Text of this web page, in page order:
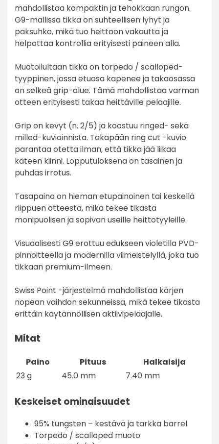
mahdollistaa kompaktin ja tehokkaan rungon.
G9-mallissa tikka on suhteellisen lyhyt ja
paksuhko, mikä tuo heittoon vakautta ja
helpottaa kontrollia erityisesti paineen alla.
Muotoilultaan tikka on torpedo / scalloped-
tyyppinen, jossa etuosa kapenee ja takaosassa
on selkeä grip-alue. Tämä mahdollistaa varman
otteen erityisesti takaa heittäville pelaajille.
Grip on kevyt (n. 2/5) ja koostuu ringed- sekä
milled-kuvioinnista. Takapään ring cut -kuvio
parantaa otetta ilman, että tikka jää liikaa
käteen kiinni. Lopputuloksena on tasainen ja
puhdas irrotus.
Tasapaino on hieman etupainoinen tai keskellä
riippuen otteesta, mikä tekee tikasta
monipuolisen ja sopivan useille heittotyyleille.
Visuaalisesti G9 erottuu edukseen violetilla PVD-
pinnoitteella ja modernilla viimeistelyllä, joka tuo
tikkaan premium-ilmeen.
Swiss Point -järjestelmä mahdollistaa kärjen
nopean vaihdon sekunneissa, mikä tekee tikasta
erittäin käytännöllisen aktiivipelaajalle.
Mitat
Paino Pituus
Halkaisija
23 g
45.0 mm 7.40 mm
Keskeiset ominaisuudet
95% tungsten – kestävä ja tarkka barrel
Torpedo / scalloped muoto